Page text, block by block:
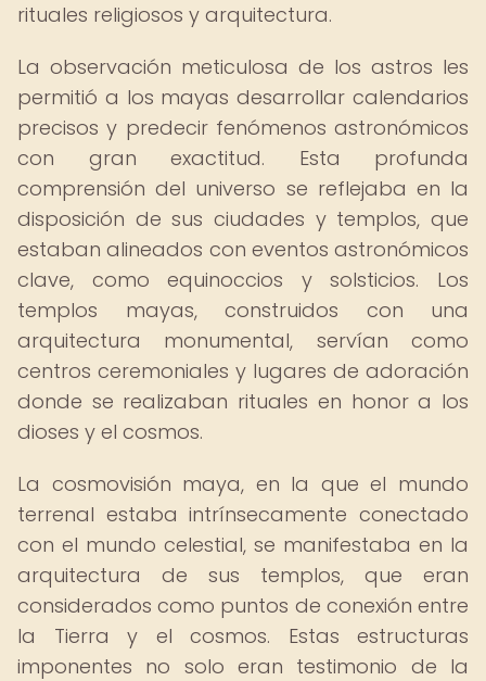
rituales religiosos y arquitectura.
La observación meticulosa de los astros les
permitió a los mayas desarrollar calendarios
precisos y predecir fenómenos astronómicos
con gran exactitud. Esta profunda
comprensión del universo se reflejaba en la
disposición de sus ciudades y templos, que
estaban alineados con eventos astronómicos
clave, como equinoccios y solsticios. Los
templos mayas, construidos con una
arquitectura monumental, servían como
centros ceremoniales y lugares de adoración
donde se realizaban rituales en honor a los
dioses y el cosmos.
La cosmovisión maya, en la que el mundo
terrenal estaba intrínsecamente conectado
con el mundo celestial, se manifestaba en la
arquitectura de sus templos, que eran
considerados como puntos de conexión entre
la Tierra y el cosmos. Estas estructuras
imponentes no solo eran testimonio de la